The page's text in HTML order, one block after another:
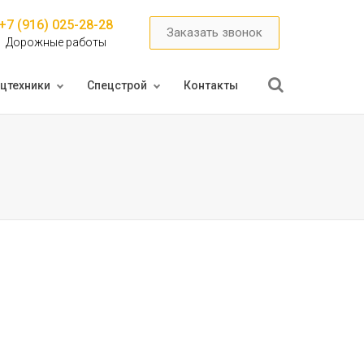
(916) 025-28-28
Дорожные работы
Заказать звонок
Спецстрой Контакты